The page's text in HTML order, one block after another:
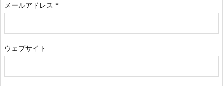
メールアドレス *
ウェブサイト